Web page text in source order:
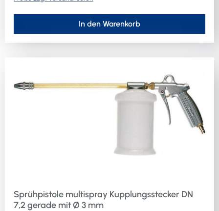
In den Warenkorb
Sprühpistole multispray Kupplungsstecker DN
7,2 gerade mit Ø 3 mm